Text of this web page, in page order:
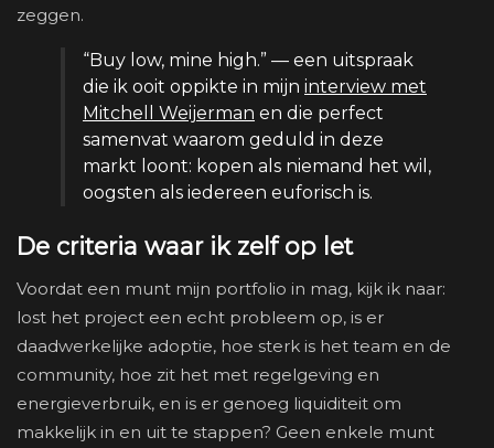
zeggen.
“Buy low, mine high.” — een uitspraak
die ik ooit oppikte in mijn interview met
Mitchell Weijerman en die perfect
samenvat waarom geduld in deze
markt loont: kopen als niemand het wil,
oogsten als iedereen euforisch is.
De criteria waar ik zelf op let
Voordat een munt mijn portfolio in mag, kijk ik naar:
lost het project een echt probleem op, is er
daadwerkelijke adoptie, hoe sterk is het team en de
community, hoe zit het met regelgeving en
energieverbruik, en is er genoeg liquiditeit om
makkelijk in en uit te stappen? Geen enkele munt